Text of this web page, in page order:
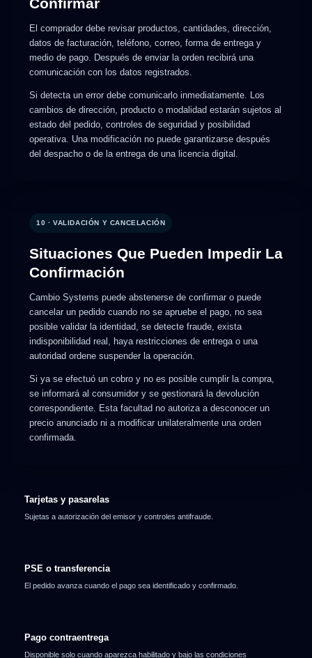
El comprador debe revisar productos, cantidades, dirección,
datos de facturación, teléfono, correo, forma de entrega y
medio de pago. Después de enviar la orden recibirá una
comunicación con los datos registrados.
Si detecta un error debe comunicarlo inmediatamente. Los
cambios de dirección, producto o modalidad estarán sujetos al
estado del pedido, controles de seguridad y posibilidad
operativa. Una modificación no puede garantizarse después
del despacho o de la entrega de una licencia digital.
10 · VALIDACIÓN Y CANCELACIÓN
Situaciones Que Pueden Impedir La
Confirmación
Cambio Systems puede abstenerse de confirmar o puede
cancelar un pedido cuando no se apruebe el pago, no sea
posible validar la identidad, se detecte fraude, exista
indisponibilidad real, haya restricciones de entrega o una
autoridad ordene suspender la operación.
Si ya se efectuó un cobro y no es posible cumplir la compra,
se informará al consumidor y se gestionará la devolución
correspondiente. Esta facultad no autoriza a desconocer un
precio anunciado ni a modificar unilateralmente una orden
confirmada.
Tarjetas y pasarelas
Sujetas a autorización del emisor y controles antifraude.
PSE o transferencia
El pedido avanza cuando el pago sea identificado y confirmado.
Pago contraentrega
Disponible solo cuando aparezca habilitado y bajo las condiciones